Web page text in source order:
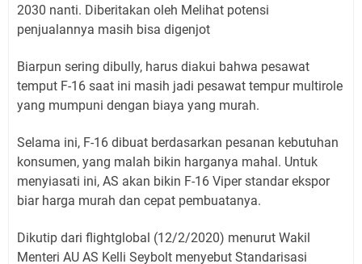
2030 nanti. Diberitakan oleh Melihat potensi
penjualannya masih bisa digenjot
Biarpun sering dibully, harus diakui bahwa pesawat
temput F-16 saat ini masih jadi pesawat tempur multirole
yang mumpuni dengan biaya yang murah.
Selama ini, F-16 dibuat berdasarkan pesanan kebutuhan
konsumen, yang malah bikin harganya mahal. Untuk
menyiasati ini, AS akan bikin F-16 Viper standar ekspor
biar harga murah dan cepat pembuatanya.
Dikutip dari flightglobal (12/2/2020) menurut Wakil
Menteri AU AS Kelli Seybolt menyebut Standarisasi